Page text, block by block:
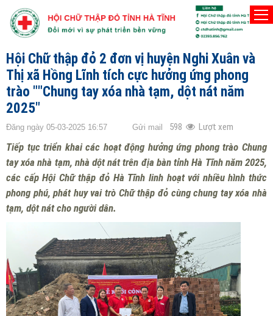
TRANG CHỦ
Hội Chữ thập đỏ 2 đơn vị huyện Nghi Xuân và
Thị xã Hồng Lĩnh tích cực hưởng ứng phong
trào ""Chung tay xóa nhà tạm, dột nát năm
2025"
Đăng ngày 05-03-2025 16:57 Gửi mail 598 Lượt xem
Tiếp tục triển khai các hoạt động hưởng ứng phong trào Chung
tay xóa nhà tạm, nhà dột nát trên địa bàn tỉnh Hà Tĩnh năm 2025,
các cấp Hội Chữ thập đỏ Hà Tĩnh linh hoạt với nhiều hình thức
phong phú, phát huy vai trò Chữ thập đỏ cùng chung tay xóa nhà
tạm, dột nát cho người dân.